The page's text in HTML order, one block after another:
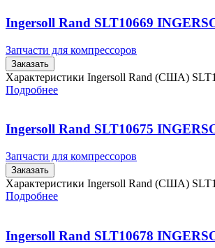
Ingersoll Rand SLT10669
Запчасти для компрессоров
Заказать
Характеристики Ingersoll Rand (США)
Подробнее
Ingersoll Rand SLT10675
Запчасти для компрессоров
Заказать
Характеристики Ingersoll Rand (США)
Подробнее
Ingersoll Rand SLT10678